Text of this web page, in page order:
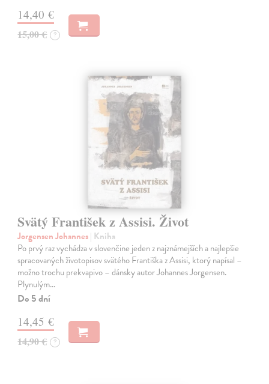
14,40 €
15,00 € ?
Svätý František z Assisi. Život
Jorgensen Johannes| Kniha
Po prvý raz vychádza v slovenčine jeden z najznámejších a najlepšie
spracovaných životopisov svätého Františka z Assisi, ktorý napísal –
možno trochu prekvapivo – dánsky autor Johannes Jorgensen.
Plynulým…
Do 5 dní
14,45 €
14,90 € ?